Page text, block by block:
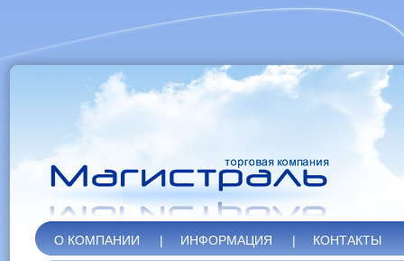
О КОМПАНИИ | ИНФОРМАЦИЯ | КОНТАКТЫ